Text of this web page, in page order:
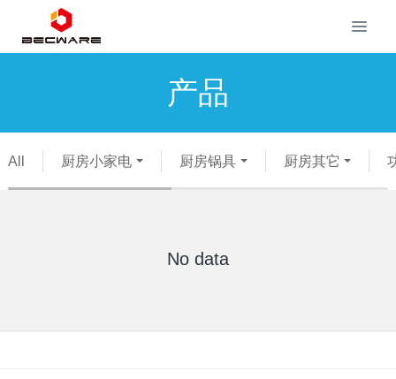
产品
All 厨房小家电 厨房锅具 厨房其它
No data